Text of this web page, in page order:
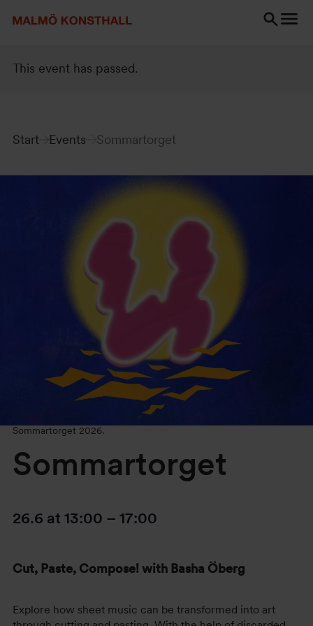
This event has passed.
Start Events Sommartorget
Sommartorget 2026.
Sommartorget
26.6 at 13:00 – 17:00
Cut, Paste, Compose! with Basha Öberg
Explore how sheet music can be transformed into art